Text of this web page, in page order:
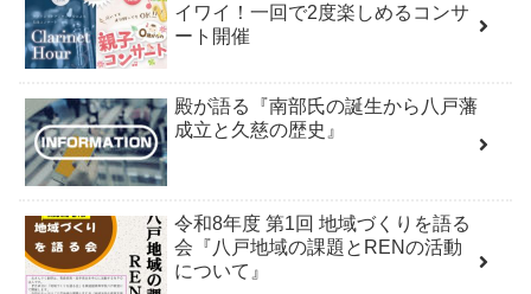
イワイ！一回で2度楽しめるコンサ
ート開催
殿が語る『南部氏の誕生から八戸藩
成立と久慈の歴史』
令和8年度 第1回 地域づくりを語る
会『八戸地域の課題とRENの活動
について』